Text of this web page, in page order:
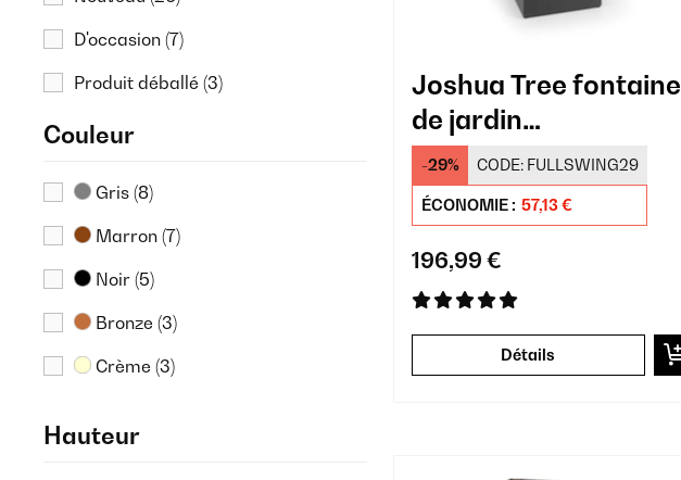
D'occasion (7)
Produit déballé (3)
Couleur
Gris (8)
Marron (7)
Noir (5)
Bronze (3)
Crème (3)
Hauteur
Joshua Tree fontaine
de jardin
intérieur/extérieur
-29% CODE: FULLSWING29
ÉCONOMIE : 57,13 €
196,99 €
Détails